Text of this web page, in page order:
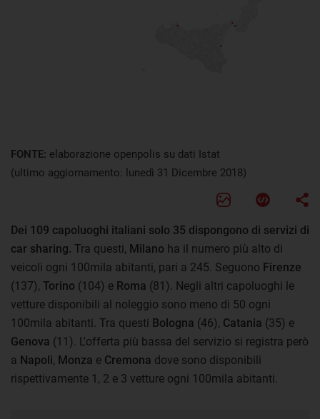
FONTE: elaborazione openpolis su dati Istat
(ultimo aggiornamento: lunedì 31 Dicembre 2018)
Dei 109 capoluoghi italiani solo 35 dispongono di servizi di
car sharing. Tra questi, Milano ha il numero più alto di
veicoli ogni 100mila abitanti, pari a 245. Seguono Firenze
(137), Torino (104) e Roma (81). Negli altri capoluoghi le
vetture disponibili al noleggio sono meno di 50 ogni
100mila abitanti. Tra questi Bologna (46), Catania (35) e
Genova (11). L'offerta più bassa del servizio si registra però
a Napoli, Monza e Cremona dove sono disponibili
rispettivamente 1, 2 e 3 vetture ogni 100mila abitanti.